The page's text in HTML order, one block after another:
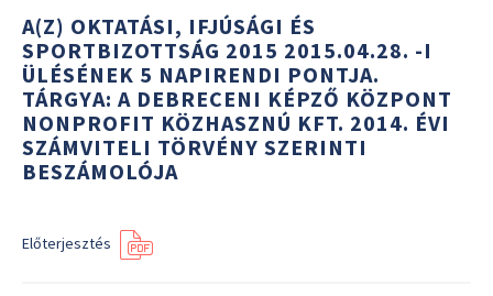
A(Z) OKTATÁSI, IFJÚSÁGI ÉS
SPORTBIZOTTSÁG 2015 2015.04.28. -I
ÜLÉSÉNEK 5 NAPIRENDI PONTJA.
TÁRGYA: A DEBRECENI KÉPZŐ KÖZPONT
NONPROFIT KÖZHASZNÚ KFT. 2014. ÉVI
SZÁMVITELI TÖRVÉNY SZERINTI
BESZÁMOLÓJA
Előterjesztés